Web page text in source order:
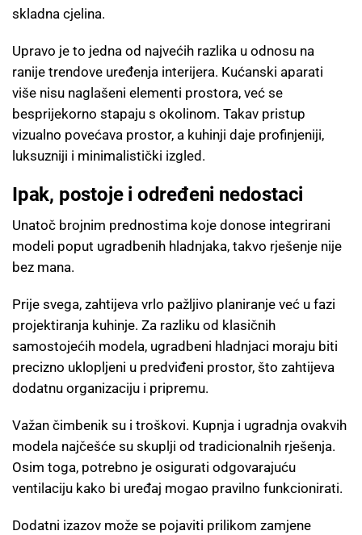
skladna cjelina.
Upravo je to jedna od najvećih razlika u odnosu na
ranije trendove uređenja interijera. Kućanski aparati
više nisu naglašeni elementi prostora, već se
besprijekorno stapaju s okolinom. Takav pristup
vizualno povećava prostor, a kuhinji daje profinjeniji,
luksuzniji i minimalistički izgled.
Ipak, postoje i određeni nedostaci
Unatoč brojnim prednostima koje donose integrirani
modeli poput ugradbenih hladnjaka, takvo rješenje nije
bez mana.
Prije svega, zahtijeva vrlo pažljivo planiranje već u fazi
projektiranja kuhinje. Za razliku od klasičnih
samostojećih modela, ugradbeni hladnjaci moraju biti
precizno uklopljeni u predviđeni prostor, što zahtijeva
dodatnu organizaciju i pripremu.
Važan čimbenik su i troškovi. Kupnja i ugradnja ovakvih
modela najčešće su skuplji od tradicionalnih rješenja.
Osim toga, potrebno je osigurati odgovarajuću
ventilaciju kako bi uređaj mogao pravilno funkcionirati.
Dodatni izazov može se pojaviti prilikom zamjene